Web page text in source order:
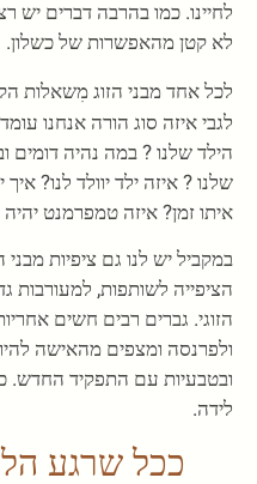
לחיינו. כמו בהרבה דברים יש
לא קטן מהאפשרות של כשלון.
לכל אחד מבני הזוג מִשאלות
לגבי איזה סוג הורה אנחנו
הילד שלנו ? במה נהיה דומים
שלנו ? איזה ילד יוולד לנו?
איתו זמן? איזה טמפרמנט יהיה
במקביל יש לנו גם ציפיות
הציפייה לשותפות, למעורבות
הזוגי. גברים רבים חשים
ולפרנסה ומצפים מהאישה
ובטבעיות עם התפקיד החדש.
לידה.
ככל שרגע